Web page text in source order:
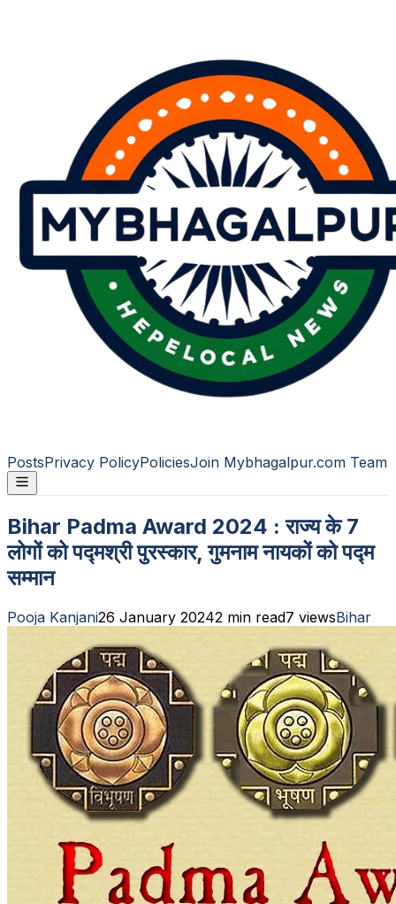
PostsPrivacy PolicyPoliciesJoin Mybhagalpur.com Team
Bihar Padma Award 2024 : राज्य के 7
लोगों को पद्मश्री पुरस्कार, गुमनाम नायकों को पद्म
सम्मान
Pooja Kanjani26 January 20242 min read7 viewsBihar